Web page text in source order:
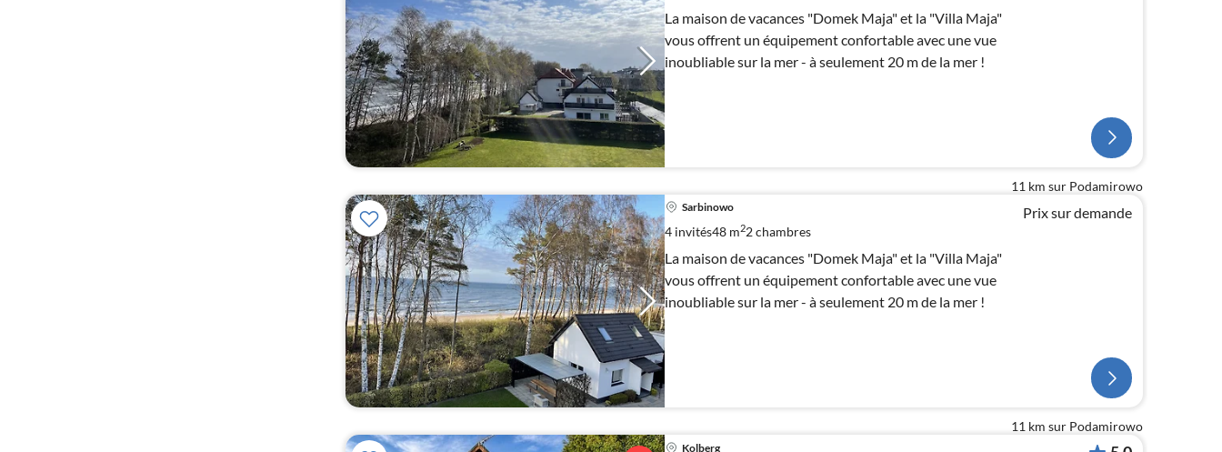
La maison de vacances "Domek Maja" et la "Villa Maja"
vous offrent un équipement confortable avec une vue
inoubliable sur la mer - à seulement 20 m de la mer !
11 km sur Podamirowo
Sarbinowo
4 invités48 m22chambres
La maison de vacances "Domek Maja" et la "Villa Maja"
vous offrent un équipement confortable avec une vue
inoubliable sur la mer - à seulement 20 m de la mer !
Prix sur demande
11 km sur Podamirowo
Kolberg